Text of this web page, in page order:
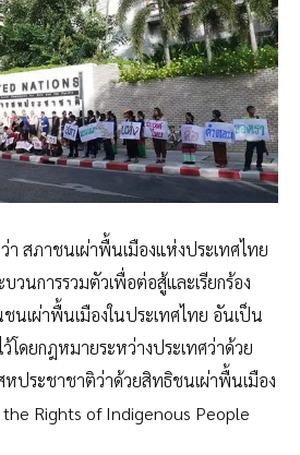
า สภาชนเผ่าพื้นเมืองแห่งประเทศไทย
วนการรวมตัวเพื่อต่อสู้และเรียกร้อง
เผ่าพื้นเมืองในประเทศไทย อันเป็น
ดยกฎหมายระหว่างประเทศว่าด้วย
ระชาชาติว่าด้วยสิทธิชนเผ่าพื้นเมือง
Rights of Indigenous People